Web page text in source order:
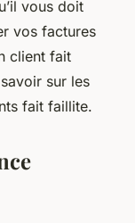
vous doit
vos factures
client fait
sur les
fait faillite.